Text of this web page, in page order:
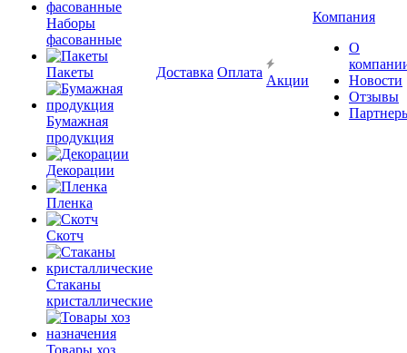
Наборы
фасованные
Пакеты
Бумажная
продукция
Декорации
Пленка
Скотч
Стаканы
кристаллические
Товары хоз
Доставка Оплата
Акции
Компания
О
Новости
Отзывы